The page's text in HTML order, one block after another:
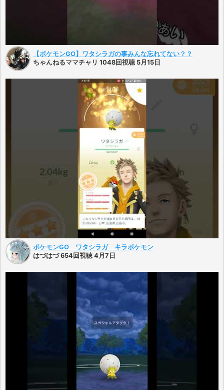
【ポケモンGO】ワタシラガの事みんな忘れてない？？
ちゃんねるママチャリ 1048回視聴 5月15日
ポケモンGO ワタシラガ キラポケモン
はづはづ 654回視聴 4月7日